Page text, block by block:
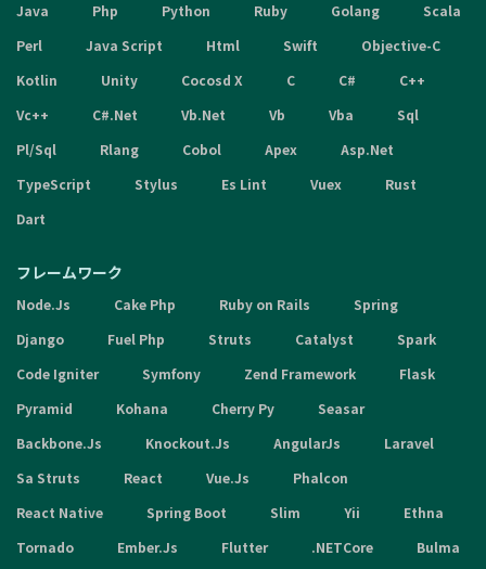
Java Php Python Ruby Golang
Scala
Perl
Java Script Html Swift
Objective-C
Kotlin
Unity Cocosd X C C#
C++
Vc++
C#.Net Vb.Net Vb Vba
Sql
Pl/Sql
Rlang Cobol Apex
Asp.Net
TypeScript
Stylus Es Lint Vuex
Rust
Dart
フレームワーク
Node.Js Cake Php Ruby on Rails
Spring
Django
Fuel Php Struts Catalyst
Spark
Code Igniter
Symfony Zend Framework
Flask
Pyramid
Kohana Cherry Py
Seasar
Backbone.Js
Knockout.Js AngularJs
Laravel
Sa Struts
React Vue.Js
Phalcon
React Native
Spring Boot Slim Yii
Ethna
Tornado
Ember.Js Flutter .NETCore
Bulma